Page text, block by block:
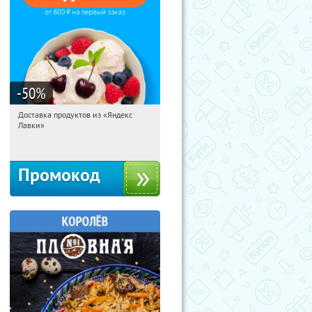
-50%
01:40:39 Получили:
Доставка продуктов из «Яндекс
Лавки»
Промокод